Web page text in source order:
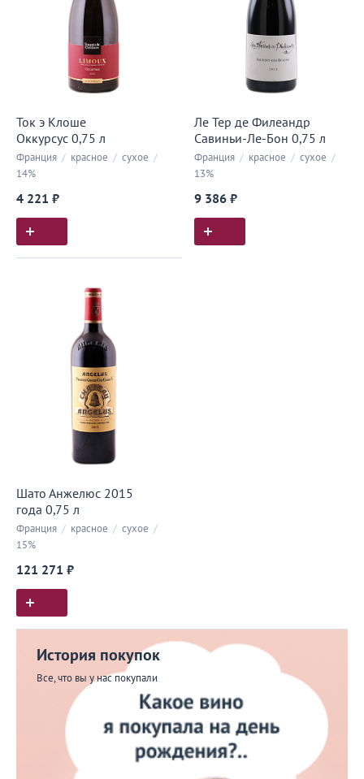
Ток э Клоше
Оккурсус 0,75 л
Франция / красное / сухое /
14%
4 221 ₽
Ле Тер де Филеандр
Савиньи-Ле-Бон 0,75 л
Франция / красное / сухое /
13%
9 386 ₽
Шато Анжелюс 2015
года 0,75 л
Франция / красное / сухое /
15%
121 271 ₽
История покупок
Все, что вы у нас покупали